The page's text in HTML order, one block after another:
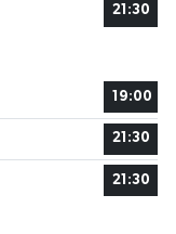
21:30
19:00
21:30
21:30